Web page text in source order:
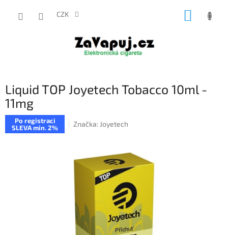
CZK
Liquid TOP Joyetech Tobacco 10ml -
11mg
Po registraci
SLEVA min. 2%
Značka: Joyetech